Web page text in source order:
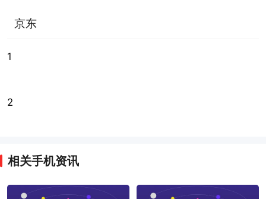
京东
1
2
相关手机资讯